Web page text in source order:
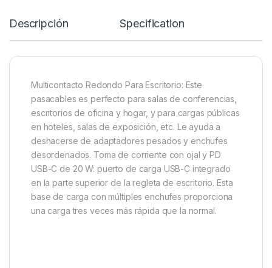
Descripción Specification
Multicontacto Redondo Para Escritorio: Este
pasacables es perfecto para salas de conferencias,
escritorios de oficina y hogar, y para cargas públicas
en hoteles, salas de exposición, etc. Le ayuda a
deshacerse de adaptadores pesados ​​y enchufes
desordenados. Toma de corriente con ojal y PD
USB-C de 20 W: puerto de carga USB-C integrado
en la parte superior de la regleta de escritorio. Esta
base de carga con múltiples enchufes proporciona
una carga tres veces más rápida que la normal.